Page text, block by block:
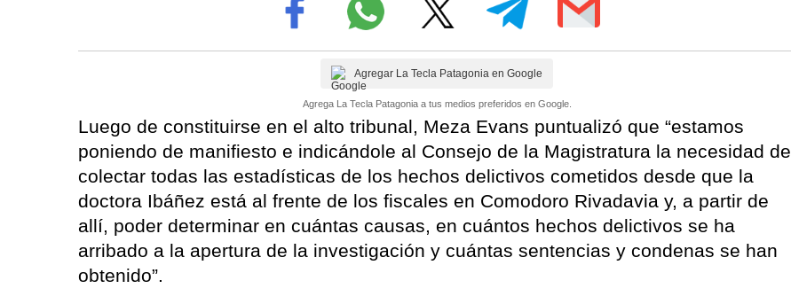
Agregar La Tecla Patagonia en Google
Agrega La Tecla Patagonia a tus medios preferidos en Google.
Luego de constituirse en el alto tribunal, Meza Evans puntualizó que “estamos
poniendo de manifiesto e indicándole al Consejo de la Magistratura la necesidad de
colectar todas las estadísticas de los hechos delictivos cometidos desde que la
doctora Ibáñez está al frente de los fiscales en Comodoro Rivadavia y, a partir de
allí, poder determinar en cuántas causas, en cuántos hechos delictivos se ha
arribado a la apertura de la investigación y cuántas sentencias y condenas se han
obtenido”.